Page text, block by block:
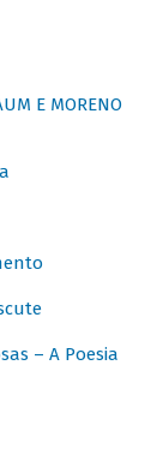
E MORENO
– A Poesia